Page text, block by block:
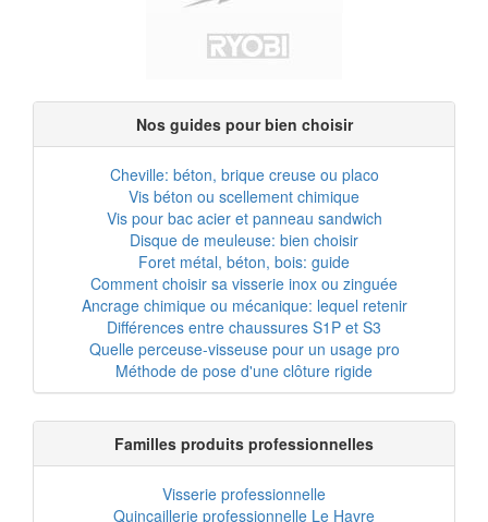
Nos guides pour bien choisir
Cheville: béton, brique creuse ou placo
Vis béton ou scellement chimique
Vis pour bac acier et panneau sandwich
Disque de meuleuse: bien choisir
Foret métal, béton, bois: guide
Comment choisir sa visserie inox ou zinguée
Ancrage chimique ou mécanique: lequel retenir
Différences entre chaussures S1P et S3
Quelle perceuse-visseuse pour un usage pro
Méthode de pose d'une clôture rigide
Familles produits professionnelles
Visserie professionnelle
Quincaillerie professionnelle Le Havre